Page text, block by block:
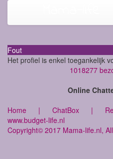
Fout
Het profiel is enkel toegankelijk
1018277
Online
Home | ChatBox |
www.budget-life.nl
Copyright© 2017 Mama-life.nl,